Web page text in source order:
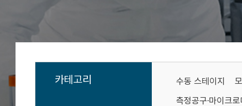
카테고리 수동 스테이지
측정공구·마이크